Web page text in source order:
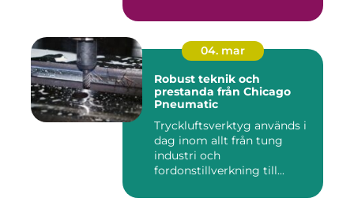
04. mar
Robust teknik och
prestanda från Chicago
Pneumatic
Tryckluftsverktyg används i
dag inom allt från tung
industri och
fordonstillverkning till...